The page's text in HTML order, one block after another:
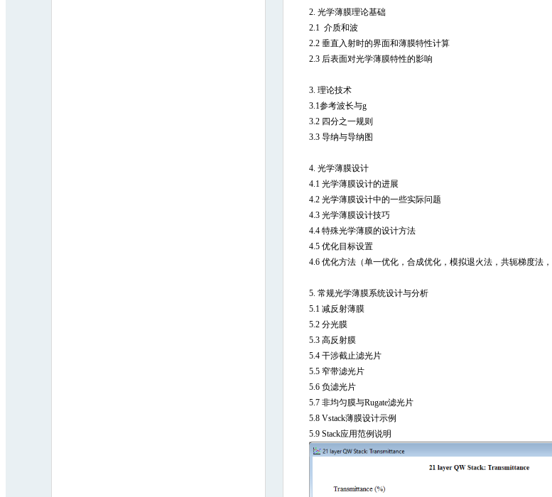
2. 光学薄膜理论基础
2.1 介质和波
2.2 垂直入射时的界面和薄膜特性计算
2.3 后表面对光学薄膜特性的影响
3. 理论技术
3.1参考波长与g
3.2 四分之一规则
3.3 导纳与导纳图
4. 光学薄膜设计
4.1 光学薄膜设计的进展
4.2 光学薄膜设计中的一些实际问题
4.3 光学薄膜设计技巧
4.4 特殊光学薄膜的设计方法
4.5 优化目标设置
4.6 优化方法（单一优化，合成优化，模拟退火法，共轭梯度法
5. 常规光学薄膜系统设计与分析
5.1 减反射薄膜
5.2 分光膜
5.3 高反射膜
5.4 干涉截止滤光片
5.5 窄带滤光片
5.6 负滤光片
5.7 非均匀膜与Rugate滤光片
5.8 Vstack薄膜设计示例
5.9 Stack应用范例说明